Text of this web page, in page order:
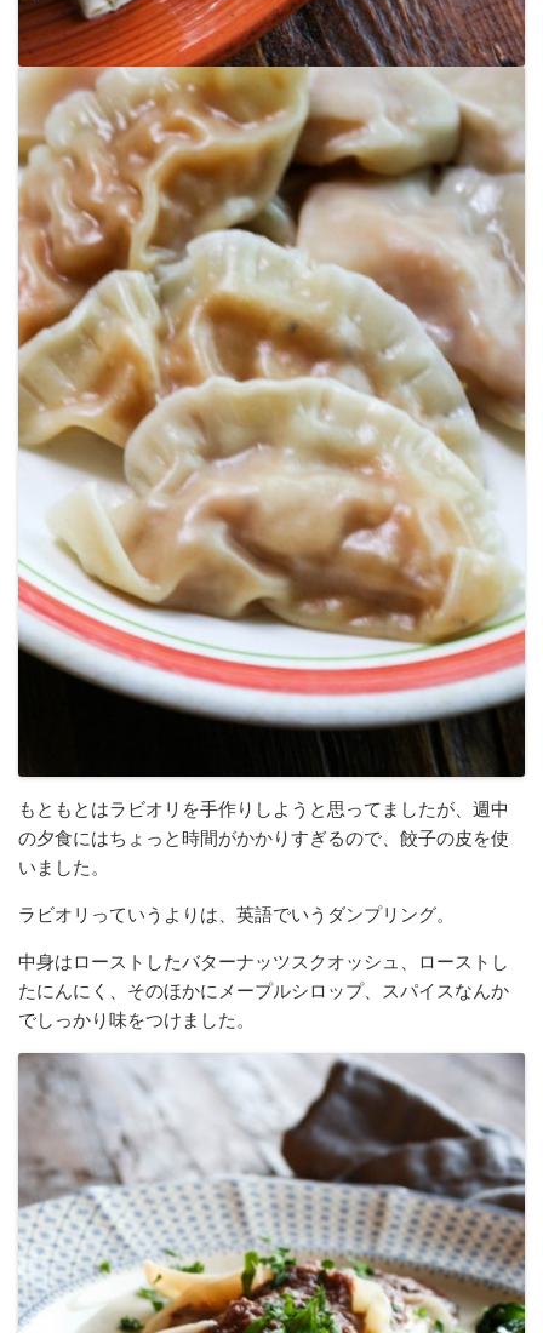
もともとはラビオリを手作りしようと思ってましたが、週中
の夕食にはちょっと時間がかかりすぎるので、餃子の皮を使
いました。
ラビオリっていうよりは、英語でいうダンプリング。
中身はローストしたバターナッツスクオッシュ、ローストし
たにんにく、そのほかにメープルシロップ、スパイスなんか
でしっかり味をつけました。